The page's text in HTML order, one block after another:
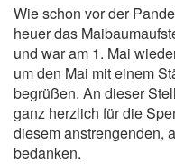
Wie schon vor der
heuer das
und war am 1. Mai
um den Mai mit einem
begrüßen. An dieser
ganz herzlich für die
diesem anstrengenden,
bedanken.